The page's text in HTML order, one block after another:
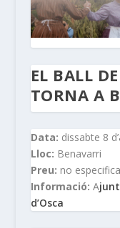
EL BALL
TORNA A
Data: dissabte 8
Lloc: Benavarri
Preu: no
Informació: A
d’Osca